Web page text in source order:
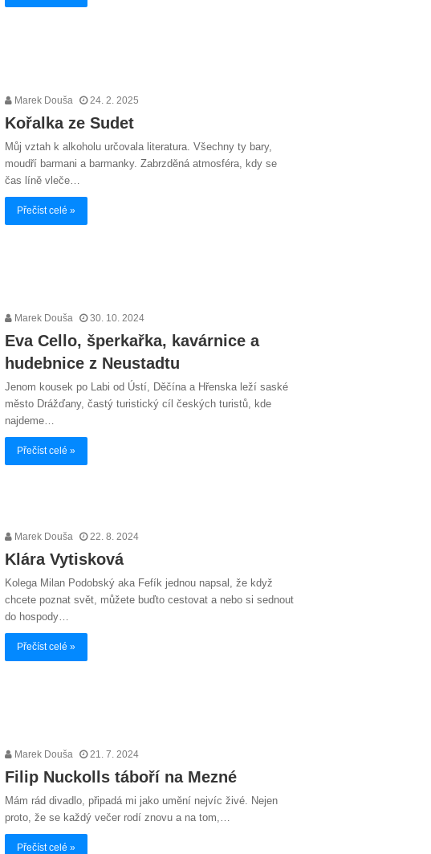
Marek Douša 24. 2. 2025
Kořalka ze Sudet
Můj vztah k alkoholu určovala literatura. Všechny ty bary,
moudří barmani a barmanky. Zabrzděná atmosféra, kdy se
čas líně vleče…
Přečíst celé »
Marek Douša 30. 10. 2024
Eva Cello, šperkařka, kavárnice a
hudebnice z Neustadtu
Jenom kousek po Labi od Ústí, Děčína a Hřenska leží saské
město Drážďany, častý turistický cíl českých turistů, kde
najdeme…
Přečíst celé »
Marek Douša 22. 8. 2024
Klára Vytisková
Kolega Milan Podobský aka Fefík jednou napsal, že když
chcete poznat svět, můžete buďto cestovat a nebo si sednout
do hospody…
Přečíst celé »
Marek Douša 21. 7. 2024
Filip Nuckolls táboří na Mezné
Mám rád divadlo, připadá mi jako umění nejvíc živé. Nejen
proto, že se každý večer rodí znovu a na tom,…
Přečíst celé »